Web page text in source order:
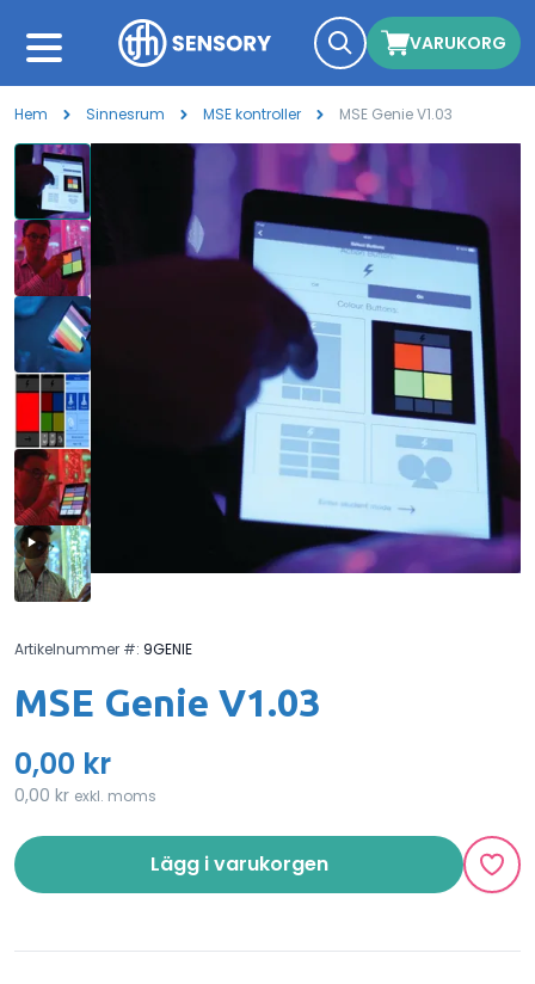
VARUKORG
Hem Sinnesrum MSE kontroller MSE Genie V1.03
Artikelnummer #: 9GENIE
MSE Genie V1.03
0,00 kr
0,00 kr exkl. moms
Lägg i varukorgen